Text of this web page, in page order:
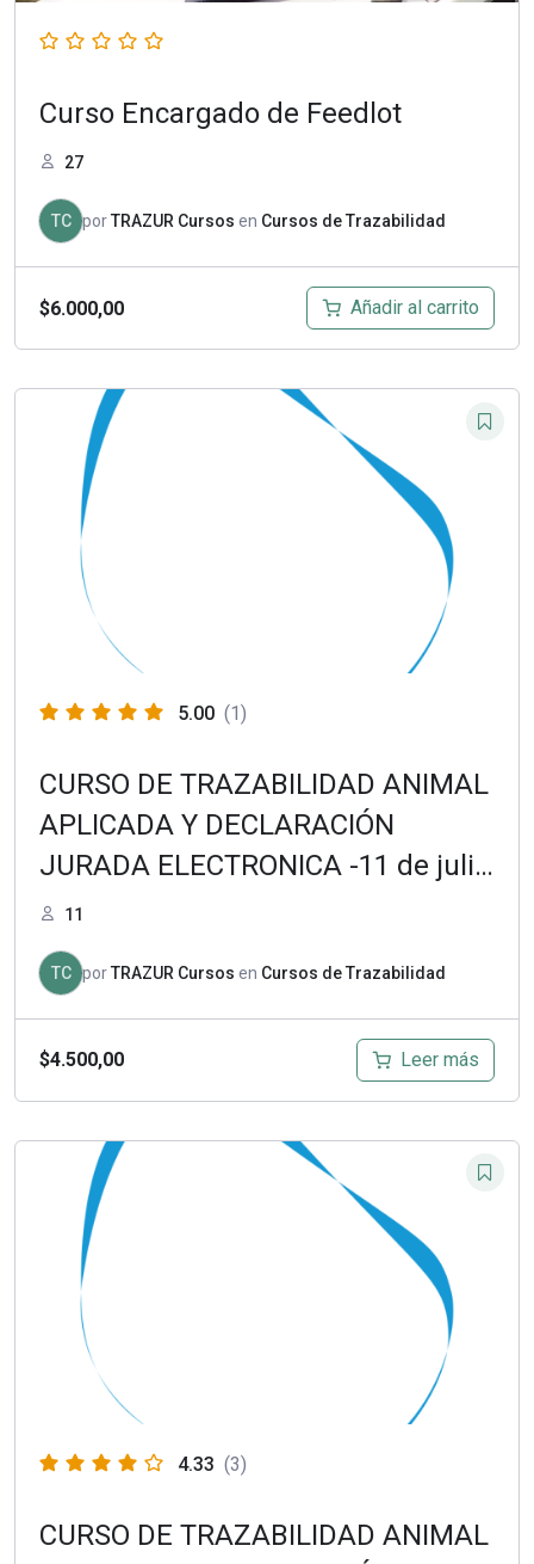
Curso Encargado de Feedlot
27
TC porTRAZUR Cursos en Cursos de Trazabilidad
$6.000,00 Añadir al carrito
5.00 (1)
CURSO DE TRAZABILIDAD ANIMAL
APLICADA Y DECLARACIÓN
JURADA ELECTRONICA -11 de julio
de 2022
11
TC porTRAZUR Cursos en Cursos de Trazabilidad
$4.500,00 Leer más
4.33 (3)
CURSO DE TRAZABILIDAD ANIMAL